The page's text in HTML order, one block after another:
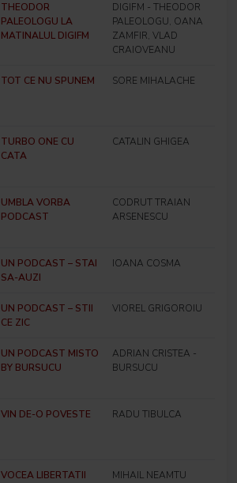
THEODOR
PALEOLOGU LA
MATINALUL DIGIFM
DIGIFM - THEODOR
PALEOLOGU, OANA
ZAMFIR, VLAD
CRAIOVEANU
TOT CE NU SPUNEM SORE MIHALACHE
TURBO ONE CU
CATA
CATALIN GHIGEA
UMBLA VORBA
PODCAST
CODRUT TRAIAN
ARSENESCU
UN PODCAST – STAI
SA-AUZI
IOANA COSMA
UN PODCAST – STII
CE ZIC
VIOREL GRIGOROIU
UN PODCAST MISTO
BY BURSUCU
ADRIAN CRISTEA -
BURSUCU
VIN DE-O POVESTE RADU TIBULCA
VOCEA LIBERTATII MIHAIL NEAMTU